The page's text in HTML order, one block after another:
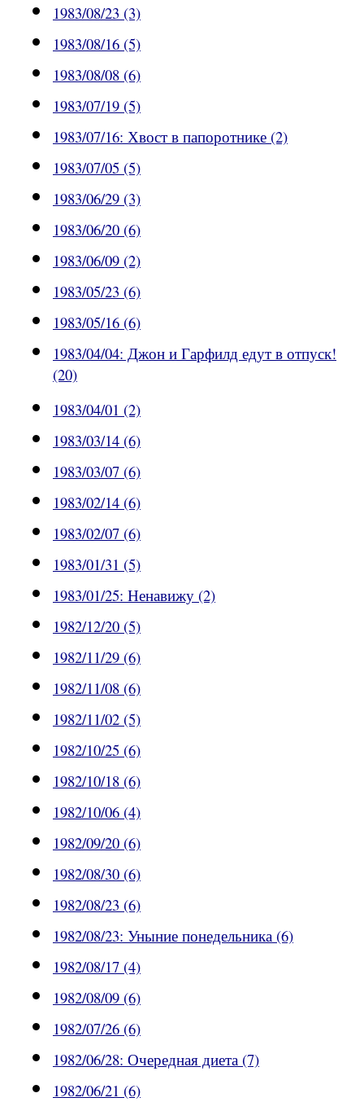
1983/08/23 (3)
1983/08/16 (5)
1983/08/08 (6)
1983/07/19 (5)
1983/07/16: Хвост в папоротнике (2)
1983/07/05 (5)
1983/06/29 (3)
1983/06/20 (6)
1983/06/09 (2)
1983/05/23 (6)
1983/05/16 (6)
1983/04/04: Джон и Гарфилд едут в отпуск!
(20)
1983/04/01 (2)
1983/03/14 (6)
1983/03/07 (6)
1983/02/14 (6)
1983/02/07 (6)
1983/01/31 (5)
1983/01/25: Ненавижу (2)
1982/12/20 (5)
1982/11/29 (6)
1982/11/08 (6)
1982/11/02 (5)
1982/10/25 (6)
1982/10/18 (6)
1982/10/06 (4)
1982/09/20 (6)
1982/08/30 (6)
1982/08/23 (6)
1982/08/23: Уныние понедельника (6)
1982/08/17 (4)
1982/08/09 (6)
1982/07/26 (6)
1982/06/28: Очередная диета (7)
1982/06/21 (6)